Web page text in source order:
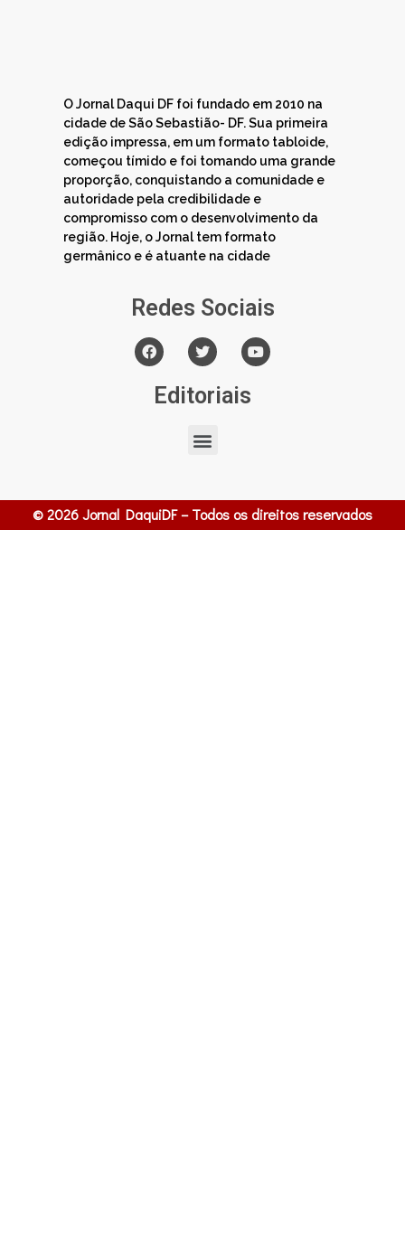
O Jornal Daqui DF foi fundado em 2010 na
cidade de São Sebastião- DF. Sua primeira
edição impressa, em um formato tabloide,
começou tímido e foi tomando uma grande
proporção, conquistando a comunidade e
autoridade pela credibilidade e
compromisso com o desenvolvimento da
região. Hoje, o Jornal tem formato
germânico e é atuante na cidade
Redes Sociais
Editoriais
© 2026 Jornal DaquiDF – Todos os direitos reservados